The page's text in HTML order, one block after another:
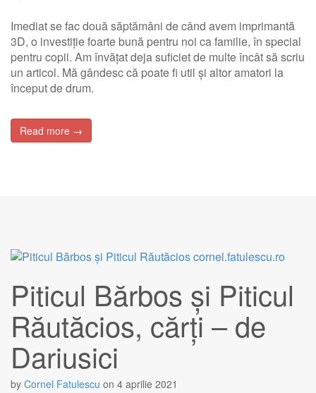
Imediat se fac două săptămâni de când avem imprimantă
3D, o investiție foarte bună pentru noi ca familie, în special
pentru copii. Am învățat deja suficiet de multe încât să scriu
un articol. Mă gândesc că poate fi util și altor amatori la
început de drum.
Read more →
Piticul Bărbos și Piticul
Răutăcios, cărți – de
Dariusici
by Cornel Fatulescu on 4 aprilie 2021